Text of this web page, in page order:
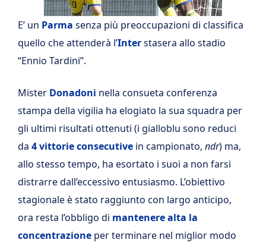
E’ un Parma senza più preoccupazioni di classifica
quello che attenderà l’Interstasera allo stadio
“Ennio Tardini”.
Mister Donadoni nella consueta conferenza
stampa della vigilia ha elogiato la sua squadra per
gli ultimi risultati ottenuti (i gialloblu sono reduci
da 4 vittorie consecutive in campionato, ndr) ma,
allo stesso tempo, ha esortato i suoi a non farsi
distrarre dall’eccessivo entusiasmo. L’obiettivo
stagionale è stato raggiunto con largo anticipo,
ora resta l’obbligo di mantenere alta la
concentrazione per terminare nel miglior modo